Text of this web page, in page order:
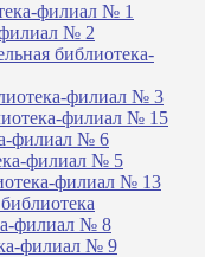
филиал № 1
филиал № 2
библиотека-
филиал № 3
филиал № 15
филиал № 6
филиал № 5
филиал № 13
филиал № 8
филиал № 9